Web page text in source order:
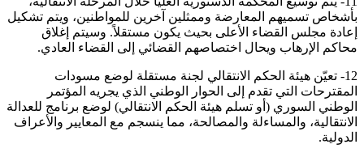
بأشخاص تسميهم المعارضة وممثلين آخرين للمواطنين، ويتم تشكيل
إعادة مجلس القضاء الأعلى بحيث يكون مستقلاً. وسيتم إغلاق
محاكم الإرهاب ويحال اختصاصهم القضائي إلى القضاء العادي.
12- تعيّن هيئة الحكم الانتقالي لجنة مستقلة لوضع مسودات
المقترحات التي تقدم إلى الحوار الوطني الذي يجريه المؤتمر
الوطني السوري (أو تسلم هيئة الحكم الانتقالي) لوضع برنامج للعدالة
الانتقالية، والمساءلة والمصالحة، مما ينسجم مع المعايير والأعراف
الدولية.